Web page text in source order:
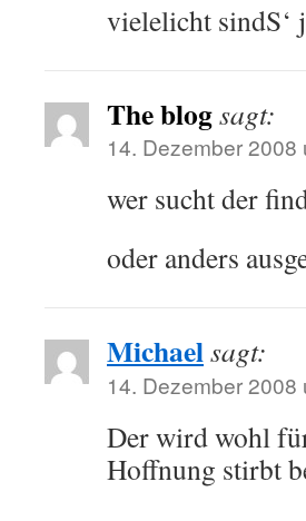
vielelicht sindS‘
The blogsagt:
14. Dezember 2008
wer sucht der
oder anders
Michaelsagt:
14. Dezember 2008
Der wird wohl
Hoffnung stirbt